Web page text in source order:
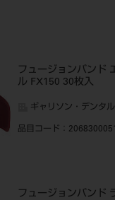
フュージョンバンド
ル FX150 30枚入
ギャリソン・デンタ
品目コード ：
フュージョンバンド